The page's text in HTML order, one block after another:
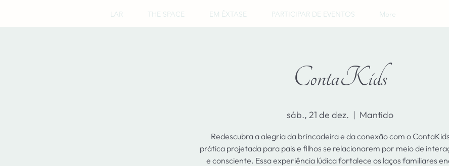
LAR THE SPACE EM ÊXTASE PARTICIPAR DE EVENTOS More
ContaKids
sáb., 21 de dez.
  |
Mantido
Redescubra a alegria da brincadeira e da conexão com o
prática projetada para pais e filhos se relacionarem por meio de
e consciente. Essa experiência lúdica fortalece os laços familiares